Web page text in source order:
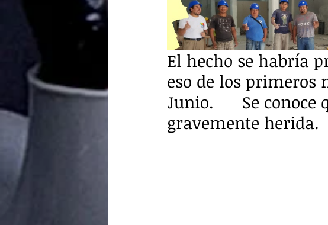
El hecho se habría
eso de los primeros
Junio.      Se
gravemente herida.